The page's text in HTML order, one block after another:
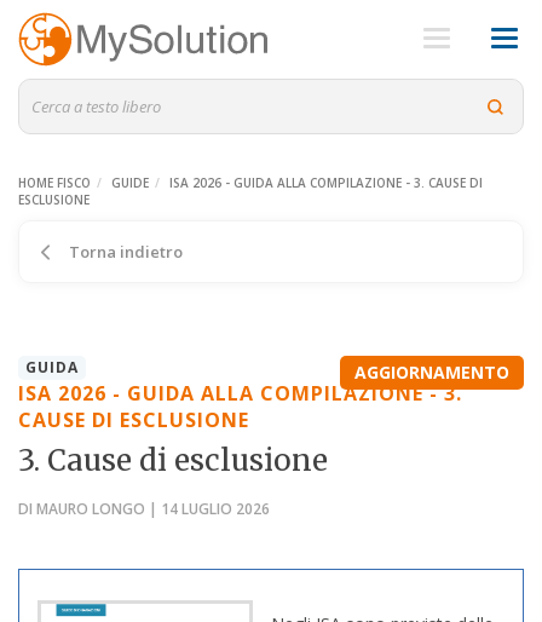
HOME FISCO GUIDE
ISA 2026 - GUIDA ALLA COMPILAZIONE - 3. CAUSE DI
ESCLUSIONE
Torna indietro
AGGIORNAMENTO
GUIDA
ISA 2026 - GUIDA ALLA COMPILAZIONE - 3.
CAUSE DI ESCLUSIONE
3. Cause di esclusione
DI MAURO LONGO | 14 LUGLIO 2026